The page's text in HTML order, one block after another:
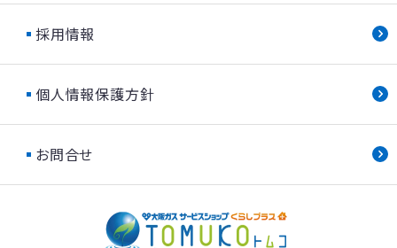
採用情報
個人情報保護方針
お問合せ